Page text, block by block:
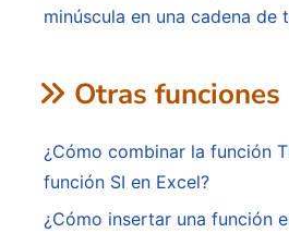
minúscula en una cadena de
Otras funciones
¿Cómo combinar la función
función SI en Excel?
¿Cómo insertar una función